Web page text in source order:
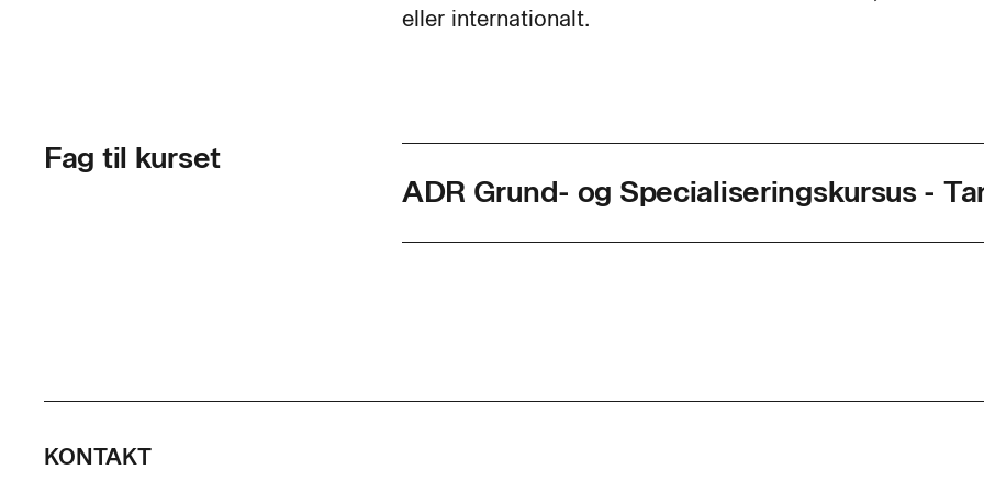
eller internationalt.
Fag til kurset
ADR Grund- og Specialiseringskursus -
Timer pr. dag
7,4
KONTAKT